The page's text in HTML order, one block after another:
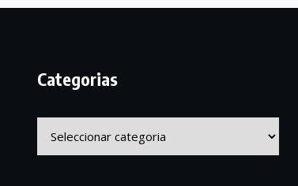
Categorias